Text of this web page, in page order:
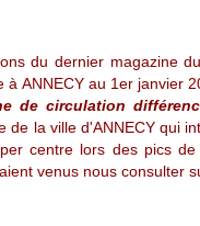
du dernier magazine
ANNECY au 1er janvier
de circulation
la ville d'ANNECY qui
centre lors des pics
venus nous consulter